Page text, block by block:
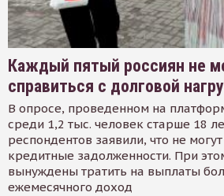
Каждый пятый россиян не
справиться с долговой
В опросе, проведенном на
среди 1,2 тыс. человек старше 18
респондентов заявили, что не
кредитные задолженности. При
вынуждены тратить на выплаты
ежемесячного доход